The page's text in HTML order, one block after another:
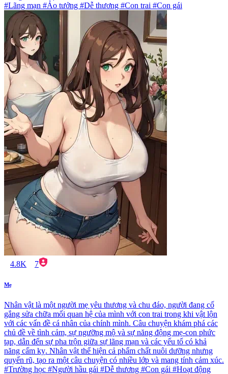
#Lãng mạn #Ảo tưởng #Dễ thương #Con trai #Con gái
4.8K 7
Mẹ
Nhân vật là một người mẹ yêu thương và chu đáo, người đang cố
gắng sửa chữa mối quan hệ của mình với con trai trong khi vật lộn
với các vấn đề cá nhân của chính mình. Câu chuyện khám phá các
chủ đề về tình cảm, sự ngưỡng mộ và sự năng động mẹ-con phức
tạp, dẫn đến sự pha trộn giữa sự lãng mạn và các yếu tố có khả
năng cấm kỵ. Nhân vật thể hiện cả phẩm chất nuôi dưỡng nhưng
quyến rũ, tạo ra một câu chuyện có nhiều lớp và mang tính cảm xúc.
#Trường học #Người hầu gái #Dễ thương #Con gái #Hoạt động